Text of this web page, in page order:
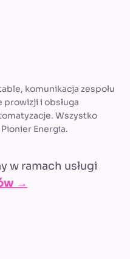
komunikacja zespołu
prowizji i obsługa
Wszystko
Energia.
w ramach usługi
→